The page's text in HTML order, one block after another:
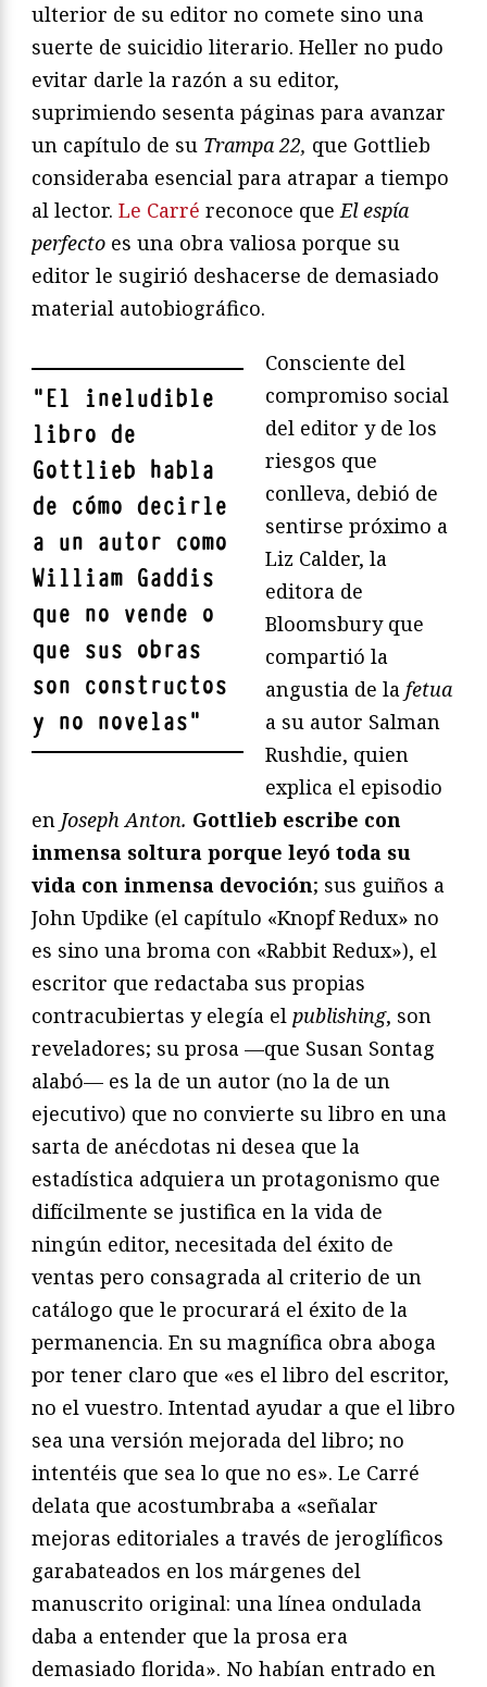
ulterior de su editor no comete sino una
suerte de suicidio literario. Heller no pudo
evitar darle la razón a su editor,
suprimiendo sesenta páginas para avanzar
un capítulo de su Trampa 22, que Gottlieb
consideraba esencial para atrapar a tiempo
al lector. Le Carré reconoce queEl espía
perfecto es una obra valiosa porque su
editor le sugirió deshacerse de demasiado
material autobiográfico.
"El ineludible
libro de
Gottlieb habla
de cómo decirle
a un autor como
William Gaddis
que no vende o
que sus obras
son constructos
y no novelas"
Consciente del
compromiso social
del editor y de los
riesgos que
conlleva, debió de
sentirse próximo a
Liz Calder, la
editora de
Bloomsbury que
compartió la
angustia de la fetua
a su autor Salman
Rushdie, quien
explica el episodio
en Joseph Anton. Gottlieb escribe con
inmensa soltura porque leyó toda su
vida con inmensa devoción; sus guiños a
John Updike (el capítulo «Knopf Redux» no
es sino una broma con «Rabbit Redux»), el
escritor que redactaba sus propias
contracubiertas y elegía el publishing, son
reveladores; su prosa —que Susan Sontag
alabó— es la de un autor (no la de un
ejecutivo) que no convierte su libro en una
sarta de anécdotas ni desea que la
estadística adquiera un protagonismo que
difícilmente se justifica en la vida de
ningún editor, necesitada del éxito de
ventas pero consagrada al criterio de un
catálogo que le procurará el éxito de la
permanencia. En su magnífica obra aboga
por tener claro que «es el libro del escritor,
no el vuestro. Intentad ayudar a que el libro
sea una versión mejorada del libro; no
intentéis que sea lo que no es». Le Carré
delata que acostumbraba a «señalar
mejoras editoriales a través de jeroglíficos
garabateados en los márgenes del
manuscrito original: una línea ondulada
daba a entender que la prosa era
demasiado florida». No habían entrado en